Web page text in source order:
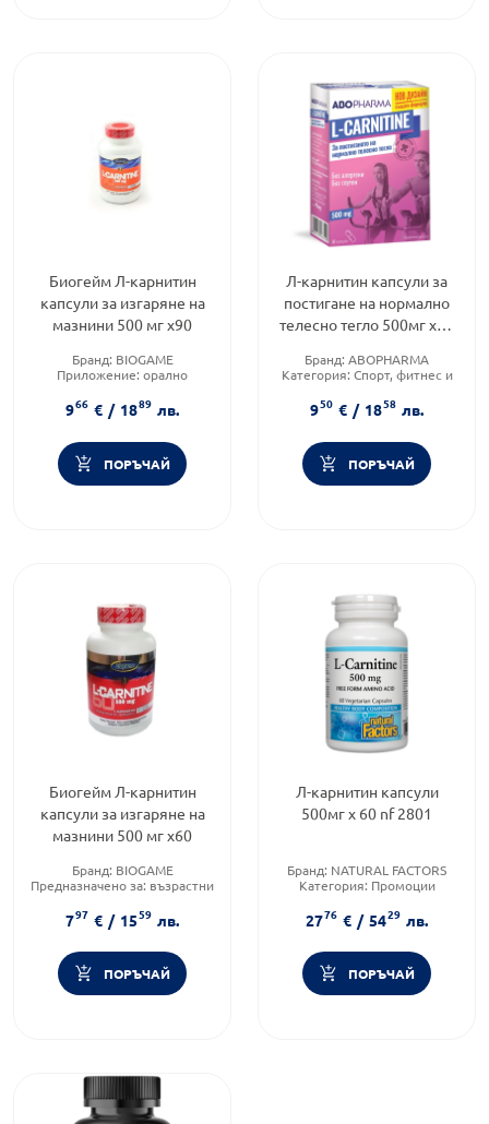
Биогейм Л-карнитин
капсули за изгаряне на
мазнини 500 мг х90
Бранд: BIOGAME
Приложение: орално
966 € / 1889 лв.
ПОРЪЧАЙ
Л-карнитин капсули за
постигане на нормално
телесно тегло 500мг х30
Бранд: ABOPHARMA
Категория: Спорт, фитнес и
Форма на продукта:капсули
950 € / 1858 лв.
ПОРЪЧАЙ
Биогейм Л-карнитин
капсули за изгаряне на
мазнини 500 мг х60
Бранд: BIOGAME
Предназначено за: възрастни
797 € / 1559 лв.
ПОРЪЧАЙ
Л-карнитин капсули
500мг х 60 nf 2801
Бранд: NATURAL FACTORS
Категория: Промоции
2776 € / 5429 лв.
ПОРЪЧАЙ